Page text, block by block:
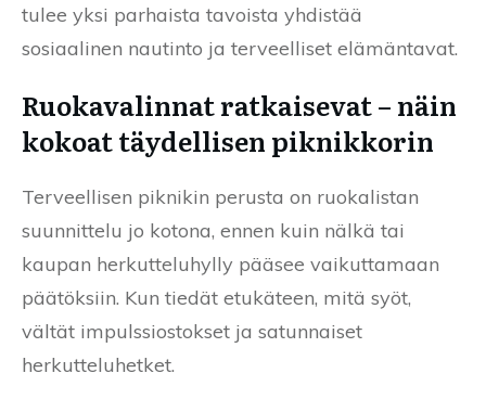
tulee yksi parhaista tavoista yhdistää
sosiaalinen nautinto ja terveelliset elämäntavat.
Ruokavalinnat ratkaisevat – näin
kokoat täydellisen piknikkorin
Terveellisen piknikin perusta on ruokalistan
suunnittelu jo kotona, ennen kuin nälkä tai
kaupan herkutteluhylly pääsee vaikuttamaan
päätöksiin. Kun tiedät etukäteen, mitä syöt,
vältät impulssiostokset ja satunnaiset
herkutteluhetket.